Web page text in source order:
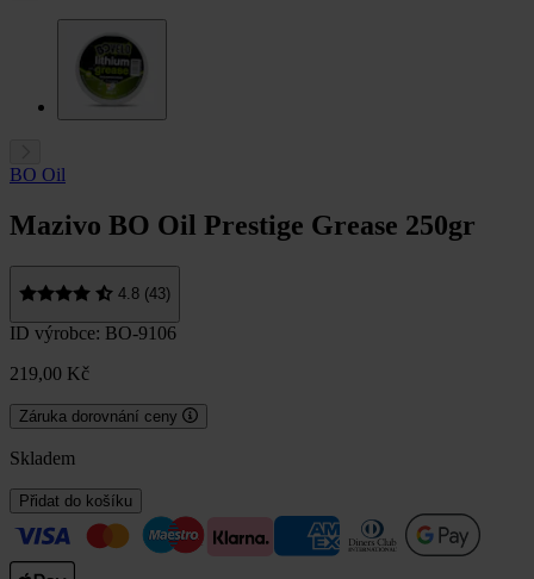
BO Oil
Mazivo BO Oil Prestige Grease 250gr
4.8 (43)
ID výrobce: BO-9106
219,00 Kč
Záruka dorovnání ceny
Skladem
Přidat do košíku